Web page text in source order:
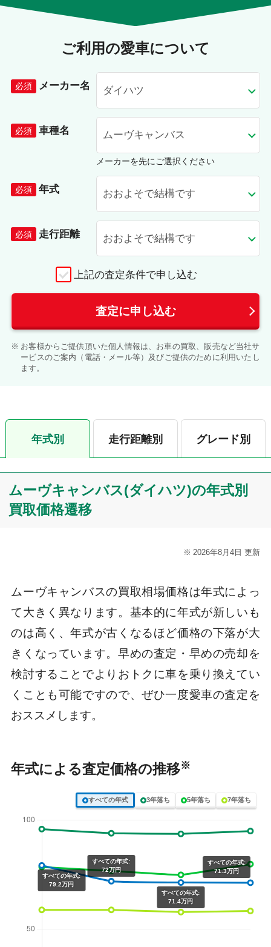
ご利用の愛車について
メーカー名
車種名
メーカーを先にご選択ください
年式
走行距離
上記の査定条件で申し込む
査定に申し込む
お客様からご提供頂いた個人情報は、お車の買取、販売など当社サ
ービスのご案内（電話・メール等）及びご提供のために利用いたし
ます。
年式別 走行距離別 グレード別
ムーヴキャンバス(ダイハツ)の年式別
買取価格遷移
2026年8月4日 更新
ムーヴキャンバスの買取相場価格は年式によっ
て大きく異なります。基本的に年式が新しいも
のは高く、年式が古くなるほど価格の下落が大
きくなっています。早めの査定・早めの売却を
検討することでよりおトクに車を乗り換えてい
くことも可能ですので、ぜひ一度愛車の査定を
おススメします。
年式による査定価格の推移※
すべての年式 3年落ち 5年落ち 7年落ち
すべての年式:
79.2万円
すべての年式:
72万円
すべての年式:
71.4万円
すべての年式:
71.3万円